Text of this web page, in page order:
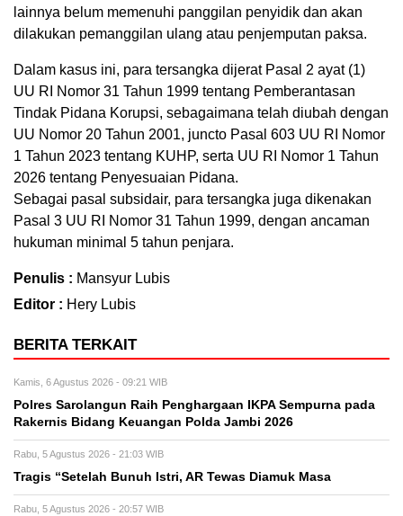
lainnya belum memenuhi panggilan penyidik dan akan
dilakukan pemanggilan ulang atau penjemputan paksa.
Dalam kasus ini, para tersangka dijerat Pasal 2 ayat (1)
UU RI Nomor 31 Tahun 1999 tentang Pemberantasan
Tindak Pidana Korupsi, sebagaimana telah diubah dengan
UU Nomor 20 Tahun 2001, juncto Pasal 603 UU RI Nomor
1 Tahun 2023 tentang KUHP, serta UU RI Nomor 1 Tahun
2026 tentang Penyesuaian Pidana.
Sebagai pasal subsidair, para tersangka juga dikenakan
Pasal 3 UU RI Nomor 31 Tahun 1999, dengan ancaman
hukuman minimal 5 tahun penjara.
Penulis : Mansyur Lubis
Editor : Hery Lubis
BERITA TERKAIT
Kamis, 6 Agustus 2026 - 09:21 WIB
Polres Sarolangun Raih Penghargaan IKPA Sempurna pada
Rakernis Bidang Keuangan Polda Jambi 2026
Rabu, 5 Agustus 2026 - 21:03 WIB
Tragis “Setelah Bunuh Istri, AR Tewas Diamuk Masa
Rabu, 5 Agustus 2026 - 20:57 WIB